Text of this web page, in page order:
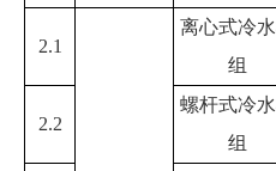
2.1
离心式冷
组
2.2
螺杆式冷
组